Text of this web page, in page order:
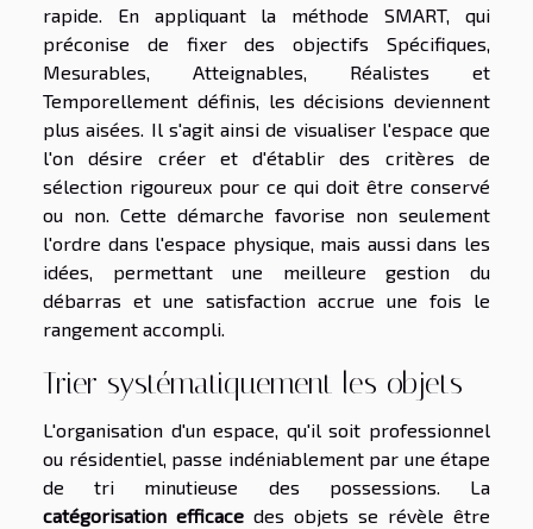
rapide. En appliquant la méthode SMART, qui
préconise de fixer des objectifs Spécifiques,
Mesurables, Atteignables, Réalistes et
Temporellement définis, les décisions deviennent
plus aisées. Il s'agit ainsi de visualiser l'espace que
l'on désire créer et d'établir des critères de
sélection rigoureux pour ce qui doit être conservé
ou non. Cette démarche favorise non seulement
l'ordre dans l'espace physique, mais aussi dans les
idées, permettant une meilleure gestion du
débarras et une satisfaction accrue une fois le
rangement accompli.
Trier systématiquement les objets
L'organisation d'un espace, qu'il soit professionnel
ou résidentiel, passe indéniablement par une étape
de tri minutieuse des possessions. La
catégorisation efficace des objets se révèle être